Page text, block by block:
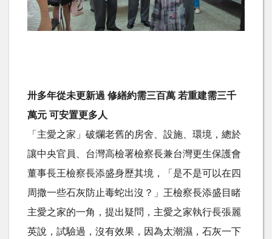
卅多年從未更新過 修繕約需三百萬 若重建需三千
萬元 可安置更多人
「主愛之家」破爛老舊的房舍、設施、環境，總於
讓中央官員、台灣高檢署檢察長兼台灣更生保護會
董事長王檢察長添盛身歷其境，「是不是可以在四
周撒一些石灰防止毒蛇出沒？」王檢察長添盛目睹
主愛之家的一角，提出疑問，主愛之家執行長張麗
英說，試驗過，沒有效果，因為太潮濕，石灰一下